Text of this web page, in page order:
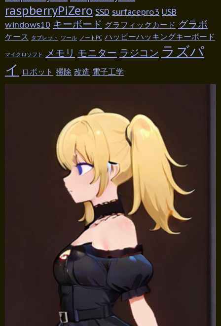
raspberryPiZero SSD surfacepro3 USB
windows10 キーボード グラフィックカード グラボ
ケース タブレット ツール ノートPC ハッピーハッキングキーボード
マイクロソフト メモリ モニター ラジコン ラズパ
イ
ロボット 掃除 改造 電子工学